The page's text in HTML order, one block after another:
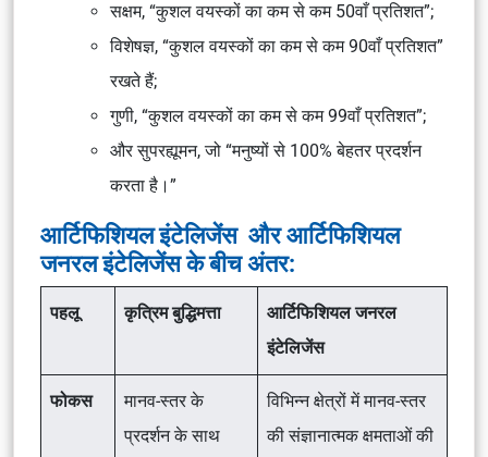
सक्षम, “कुशल वयस्कों का कम से कम 50वाँ प्रतिशत”;
विशेषज्ञ, “कुशल वयस्कों का कम से कम 90वाँ प्रतिशत”
रखते हैं;
गुणी, “कुशल वयस्कों का कम से कम 99वाँ प्रतिशत”;
और सुपरह्यूमन, जो “मनुष्यों से 100% बेहतर प्रदर्शन
करता है।”
आर्टिफिशियल इंटेलिजेंस और आर्टिफिशियल
जनरल इंटेलिजेंस के बीच अंतर:
पहलू कृत्रिम बुद्धिमत्ता
आर्टिफिशियल जनरल
इंटेलिजेंस
फोकस
मानव-स्तर के
प्रदर्शन के साथ
विभिन्न क्षेत्रों में मानव-स्तर
की संज्ञानात्मक क्षमताओं की